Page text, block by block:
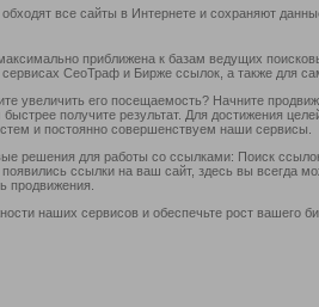
все сайты в Интернете и сохраняют
приближена к базам ведущих
СеоТраф и Бирже ссылок, а также для
увеличить его посещаемость? Начните
быстрее получите результат. Для достижения
и постоянно совершенствуем наши сервисы.
решения для работы со ссылками: Поиск
ссылки на ваш сайт, здесь вы всегда
продвижения.
наших сервисов и обеспечьте рост вашего